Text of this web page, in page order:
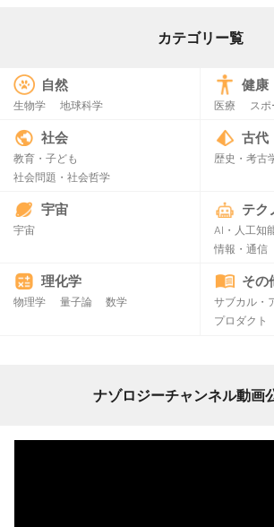
カテゴリー覧
自然
生物学 地球科学
健康
医療 スポ
社会
教育・子ども
社会問題・社会哲学
古代
歴史・考古
宇宙
宇宙
テク
AI・人工知
情報・通信
理化学
物理学 量子論 数学
その
サブカル・
プロダクト
ナゾロジーチャンネル動画